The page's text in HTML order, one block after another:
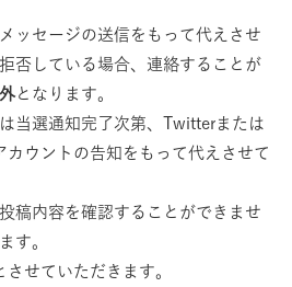
ッセージの送信をもって代えさせ
否している場合、連絡することが
となります。
当選通知完了次第、Twitterまたは
カウントの告知をもって代えさせて
稿内容を確認することができませ
す。
せていただきます。